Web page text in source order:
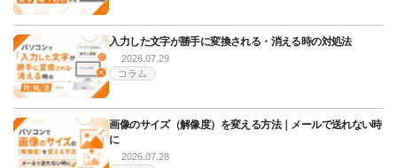
入力した文字が勝手に変換される・消える時の対処法
2026.07.29
コラム
画像のサイズ（解像度）を変える方法｜メールで送れない時
に
2026.07.28